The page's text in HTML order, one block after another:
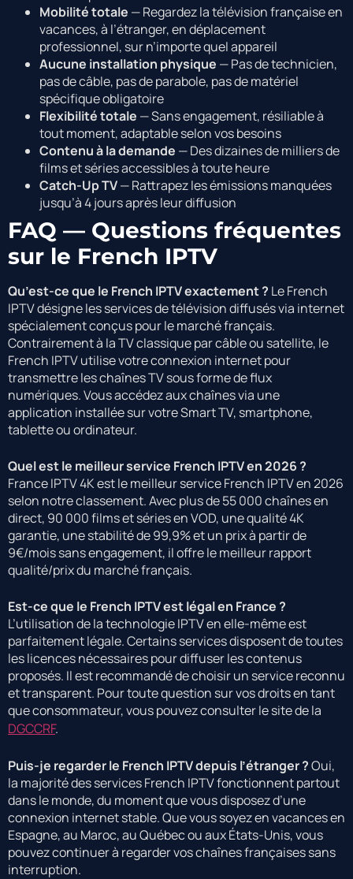
Mobilité totale — Regardez la télévision française en
vacances, à l’étranger, en déplacement
professionnel, sur n’importe quel appareil
Aucune installation physique — Pas de technicien,
pas de câble, pas de parabole, pas de matériel
spécifique obligatoire
Flexibilité totale — Sans engagement, résiliable à
tout moment, adaptable selon vos besoins
Contenu à la demande — Des dizaines de milliers de
films et séries accessibles à toute heure
Catch-Up TV— Rattrapez les émissions manquées
jusqu’à 4 jours après leur diffusion
FAQ — Questions fréquentes
sur le French IPTV
Qu’est-ce que le French IPTV exactement ? Le French
IPTV désigne les services de télévision diffusés via internet
spécialement conçus pour le marché français.
Contrairement à la TV classique par câble ou satellite, le
French IPTV utilise votre connexion internet pour
transmettre les chaînes TV sous forme de flux
numériques. Vous accédez aux chaînes via une
application installée sur votre Smart TV, smartphone,
tablette ou ordinateur.
Quel est le meilleur service French IPTV en 2026 ?
France IPTV 4K est le meilleur service French IPTV en 2026
selon notre classement. Avec plus de 55 000 chaînes en
direct, 90 000 films et séries en VOD, une qualité 4K
garantie, une stabilité de 99,9% et un prix à partir de
9€/mois sans engagement, il offre le meilleur rapport
qualité/prix du marché français.
Est-ce que le French IPTV est légal en France ?
L’utilisation de la technologie IPTV en elle-même est
parfaitement légale. Certains services disposent de toutes
les licences nécessaires pour diffuser les contenus
proposés. Il est recommandé de choisir un service reconnu
et transparent. Pour toute question sur vos droits en tant
que consommateur, vous pouvez consulter le site de la
DGCCRF.
Puis-je regarder le French IPTV depuis l’étranger ?Oui,
la majorité des services French IPTV fonctionnent partout
dans le monde, du moment que vous disposez d’une
connexion internet stable. Que vous soyez en vacances en
Espagne, au Maroc, au Québec ou aux États-Unis, vous
pouvez continuer à regarder vos chaînes françaises sans
interruption.